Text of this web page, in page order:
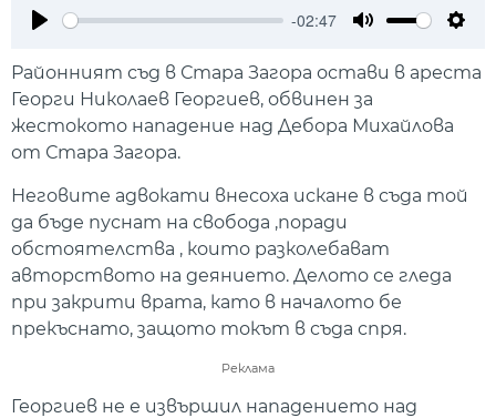
-02:47
Районният съд в Стара Загора остави в ареста
Георги Николаев Георгиев, обвинен за
жестокото нападение над Дебора Михайлова
от Стара Загора.
Неговите адвокати внесоха искане в съда той
да бъде пуснат на свобода ,поради
обстоятелства , които разколебават
авторството на деянието. Делото се гледа
при закрити врата, като в началото бе
прекъснато, защото токът в съда спря.
Реклама
Георгиев не е извършил нападението над